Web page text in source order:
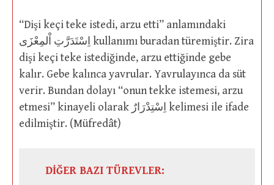
“Dişi keçi teke istedi, arzu etti” anlamındaki
اِسْتَدَرَّتِ اْلمِعْزَى kullanımı buradan türemiştir. Zira
dişi keçi teke istediğinde, arzu ettiğinde gebe
kalır. Gebe kalınca yavrular. Yavrulayınca da süt
verir. Bundan dolayı “onun tekke istemesi, arzu
etmesi” kinayeli olarak اِسْتِدْرَارٌ kelimesi ile ifade
edilmiştir. (Müfredât)
DİĞER BAZI TÜREVLER: